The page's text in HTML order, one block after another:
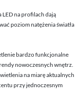
na profilach dają
poziom natężenia światła
bardzo funkcjonalne
nowoczesnych wnętrz.
na miarę aktualnych
przy jednoczesnym